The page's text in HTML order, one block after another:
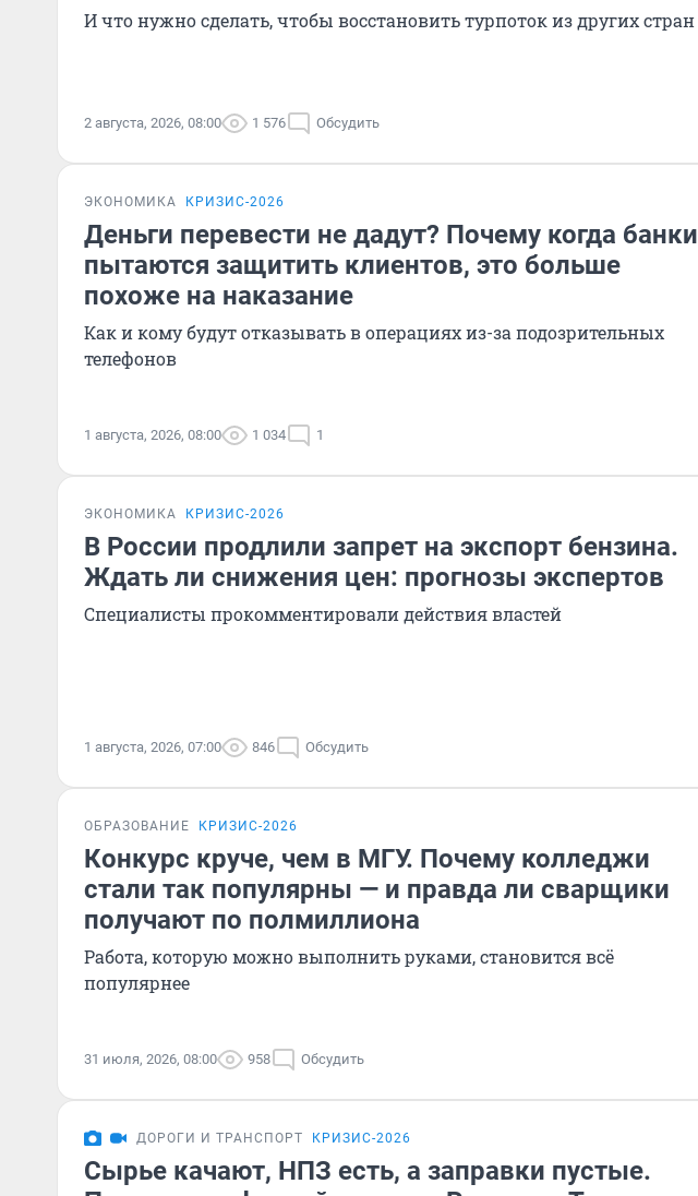
И что нужно сделать, чтобы восстановить турпоток из других стран
2 августа, 2026, 08:00 1 576 Обсудить
ЭКОНОМИКА КРИЗИС-2026
Деньги перевести не дадут? Почему когда банки
пытаются защитить клиентов, это больше
похоже на наказание
Как и кому будут отказывать в операциях из-за подозрительных
телефонов
1 августа, 2026, 08:00 1 034 1
ЭКОНОМИКА КРИЗИС-2026
В России продлили запрет на экспорт бензина.
Ждать ли снижения цен: прогнозы экспертов
Специалисты прокомментировали действия властей
1 августа, 2026, 07:00 846 Обсудить
ОБРАЗОВАНИЕ КРИЗИС-2026
Конкурс круче, чем в МГУ. Почему колледжи
стали так популярны — и правда ли сварщики
получают по полмиллиона
Работа, которую можно выполнить руками, становится всё
популярнее
31 июля, 2026, 08:00 958 Обсудить
ДОРОГИ И ТРАНСПОРТ КРИЗИС-2026
Сырье качают, НПЗ есть, а заправки пустые.